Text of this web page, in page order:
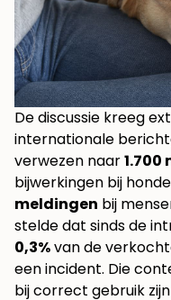
De discussie kreeg
internationale
verwezen naar1.700
bijwerkingen bij
meldingen bij
stelde dat sinds de
0,3%van de
een incident. Die
bij correct gebruik